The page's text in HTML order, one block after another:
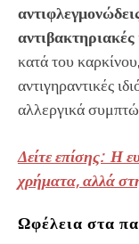
αντιβακτηριακές
κατά του
αντιγηραντικές
αλλεργικά
Δείτε επίσης: Η
χρήματα, αλλά
Ωφέλεια στα